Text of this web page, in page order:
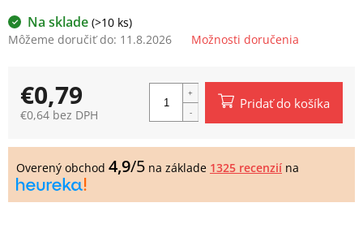
Na sklade (>10 ks)
Môžeme doručiť do: 11.8.2026 Možnosti doručenia
€0,79
€0,64 bez DPH
cena:
Pridať do košíka
Overený obchod 4,9/5 na základe 1325 recenzií na